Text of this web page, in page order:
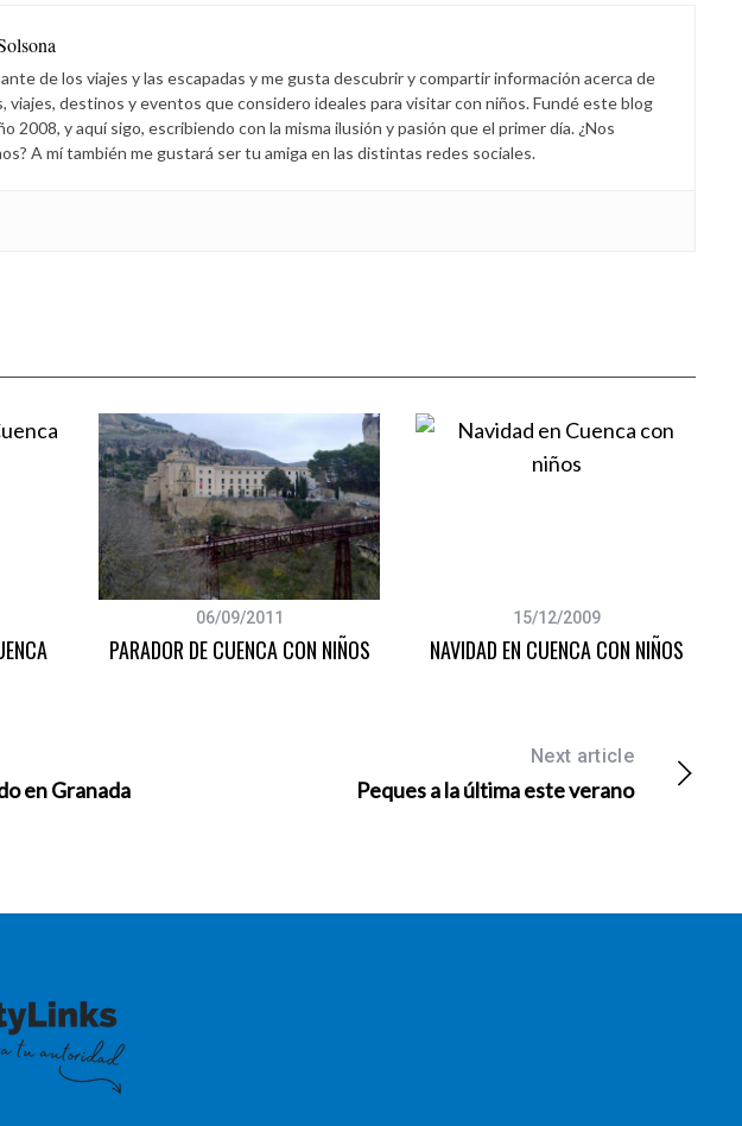
de los viajes y las escapadas y me gusta descubrir y compartir información acerca de
viajes, destinos y eventos que considero ideales para visitar con niños. Fundé este blog
2008, y aquí sigo, escribiendo con la misma ilusión y pasión que el primer día. ¿Nos
A mí también me gustará ser tu amiga en las distintas redes sociales.
06/09/2011
PARADOR DE CUENCA CON NIÑOS
15/12/2009
NAVIDAD EN CUENCA CON NIÑOS
en Granada
Next article
Peques a la última este verano